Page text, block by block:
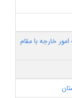
امور خارجه با مقام